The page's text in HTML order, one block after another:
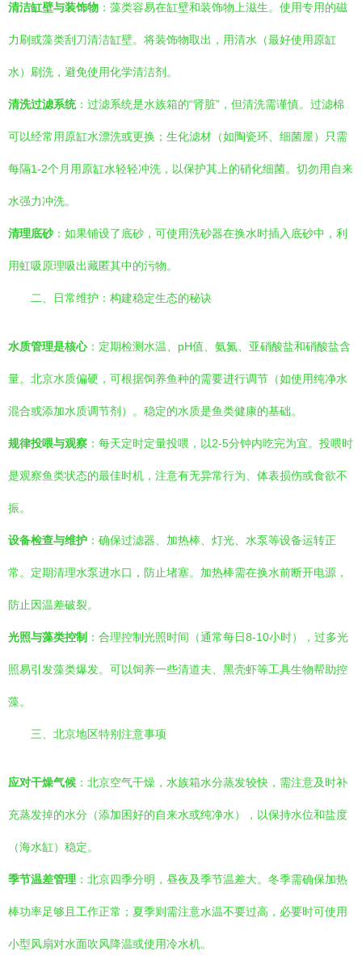
清洁缸壁与装饰物 ：藻类容易在缸壁和装饰物上滋生。使用专用的磁
力刷或藻类刮刀清洁缸壁。将装饰物取出，用清水（最好使用原缸
水）刷洗，避免使用化学清洁剂。
清洗过滤系统：过滤系统是水族箱的“肾脏”，但清洗需谨慎。过滤棉
可以经常用原缸水漂洗或更换；生化滤材（如陶瓷环、细菌屋）只需
每隔1-2个月用原缸水轻轻冲洗，以保护其上的硝化细菌。切勿用自来
水强力冲洗。
清理底砂：如果铺设了底砂，可使用洗砂器在换水时插入底砂中，利
用虹吸原理吸出藏匿其中的污物。
二、日常维护：构建稳定生态的秘诀
水质管理是核心：定期检测水温、pH值、氨氮、亚硝酸盐和硝酸盐含
量。北京水质偏硬，可根据饲养鱼种的需要进行调节（如使用纯净水
混合或添加水质调节剂）。稳定的水质是鱼类健康的基础。
规律投喂与观察 ：每天定时定量投喂，以2-5分钟内吃完为宜。投喂时
是观察鱼类状态的最佳时机，注意有无异常行为、体表损伤或食欲不
振。
设备检查与维护 ：确保过滤器、加热棒、灯光、水泵等设备运转正
常。定期清理水泵进水口，防止堵塞。加热棒需在换水前断开电源，
防止因温差破裂。
光照与藻类控制 ：合理控制光照时间（通常每日8-10小时），过多光
照易引发藻类爆发。可以饲养一些清道夫、黑壳虾等工具生物帮助控
藻。
三、北京地区特别注意事项
应对干燥气候 ：北京空气干燥，水族箱水分蒸发较快，需注意及时补
充蒸发掉的水分（添加困好的自来水或纯净水），以保持水位和盐度
（海水缸）稳定。
季节温差管理 ：北京四季分明，昼夜及季节温差大。冬季需确保加热
棒功率足够且工作正常；夏季则需注意水温不要过高，必要时可使用
小型风扇对水面吹风降温或使用冷水机。